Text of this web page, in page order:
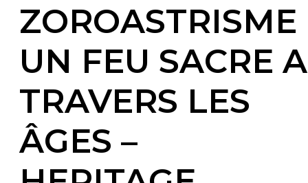
ZOROASTRISME
UN FEU SACRE A
TRAVERS LES
ÂGES –